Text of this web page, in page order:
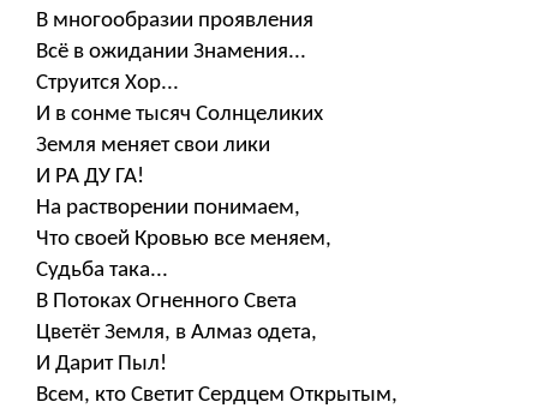
В многообразии проявления
Всё в ожидании Знамения...
Струится Хор...
И в сонме тысяч Солнцеликих
Земля меняет свои лики
И РА ДУ ГА!
На растворении понимаем,
Что своей Кровью все меняем,
Судьба така...
В Потоках Огненного Света
Цветёт Земля, в Алмаз одета,
И Дарит Пыл!
Всем, кто Светит Сердцем Открытым,